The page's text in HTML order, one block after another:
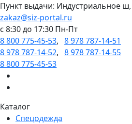
Пункт выдачи: Индустриальное
zakaz@siz-portal.ru
c 8:30 до 17:30 Пн-Пт
8 800 775-45-53, 8 978 787-14-51
8 978 787-14-52, 8 978 787-14-55
8 800 775-45-53
Каталог
Спецодежда